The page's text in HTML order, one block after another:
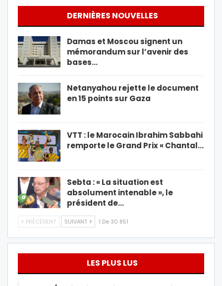
DERNIÈRES NOUVELLES
Damas et Moscou signent un
mémorandum sur l’avenir des
bases…
Netanyahou rejette le document
en 15 points sur Gaza
VTT : le Marocain Ibrahim Sabbahi
remporte le Grand Prix « Chantal…
Sebta : « La situation est
absolument intenable », le
président de…
PRÉCÉDENT SUIVANT 1 De 30 851
LES PLUS LUS